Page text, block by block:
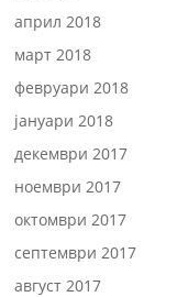
април 2018
март 2018
февруари 2018
јануари 2018
декември 2017
ноември 2017
октомври 2017
септември 2017
август 2017